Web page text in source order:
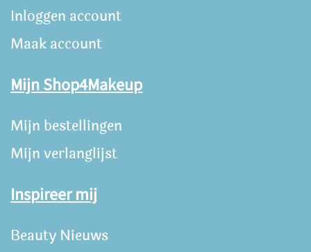
Inloggen account
Maak account
Mijn Shop4Makeup
Mijn bestellingen
Mijn verlanglijst
Inspireer mij
Beauty Nieuws